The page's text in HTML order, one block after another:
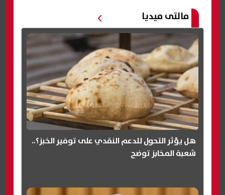
مالتى ميديا
هل يؤثر التحول للدعم النقدي على توفير الخبز؟..
شعبة المخابز توضح